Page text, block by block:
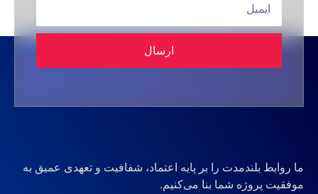
ارسال
ما روابط بلندمدت را بر پایه اعتماد، شفافیت و تعهدی عمیق به
موفقیت پروژه شما بنا می‌کنیم.